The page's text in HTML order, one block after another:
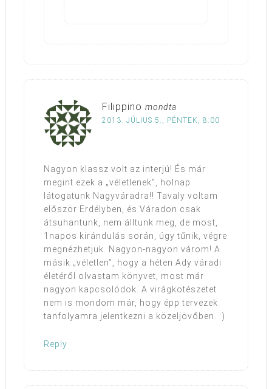
Filippino mondta
2013. JÚLIUS 5., PÉNTEK, 8:00
Nagyon klassz volt az interjú! És már
megint ezek a „véletlenek”, holnap
látogatunk Nagyváradra!! Tavaly voltam
először Erdélyben, és Váradon csak
átsuhantunk, nem álltunk meg, de most,
1napos kirándulás során, úgy tűnik, végre
megnézhetjük. Nagyon-nagyon várom! A
másik „véletlen”, hogy a héten Ady váradi
életéről olvastam könyvet, most már
nagyon kapcsolódok. A virágkötészetet
nem is mondom már, hogy épp tervezek
tanfolyamra jelentkezni a közeljövőben. :)
Reply